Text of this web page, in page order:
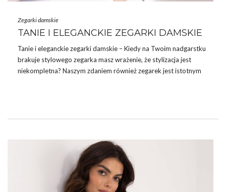
Zegarki damskie
TANIE I ELEGANCKIE ZEGARKI DAMSKIE
Tanie i eleganckie zegarki damskie – Kiedy na Twoim nadgarstku
brakuje stylowego zegarka masz wrażenie, że stylizacja jest
niekompletna? Naszym zdaniem również zegarek jest istotnym
Dziś wyróżnimy kilka z nich, które naszym …